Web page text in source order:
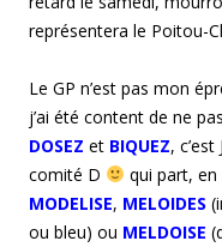
représentera le Poitou-
Le GP n’est pas mon
j’ai été content de ne
DOSEZ et BIQUEZ,
comité D
qui part, en
MODELISE, MELOIDES
ou bleu) ou MELDOISE